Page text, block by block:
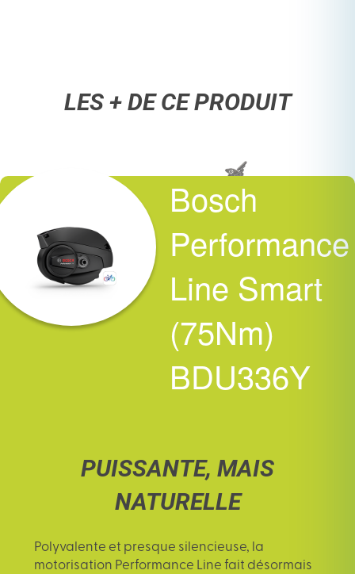
LES + DE CE PRODUIT
Bosch
Performance
Line Smart
(75Nm)
BDU336Y
PUISSANTE, MAIS
NATURELLE
Polyvalente et presque silencieuse, la
motorisation Performance Line fait désormais